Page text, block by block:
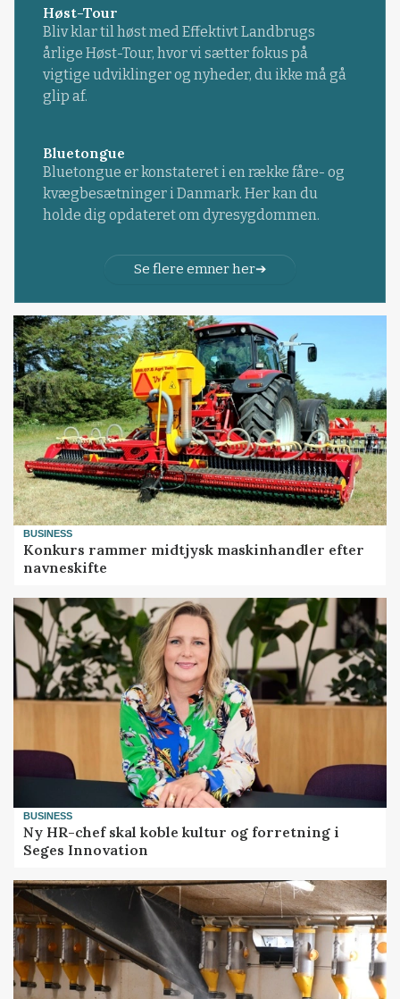
Høst-Tour
Bliv klar til høst med Effektivt Landbrugs
årlige Høst-Tour, hvor vi sætter fokus på
vigtige udviklinger og nyheder, du ikke må gå
glip af.
Bluetongue
Bluetongue er konstateret i en række fåre- og
kvægbesætninger i Danmark. Her kan du
holde dig opdateret om dyresygdommen.
Se flere emner her
BUSINESS
Konkurs rammer midtjysk maskinhandler efter
navneskifte
BUSINESS
Ny HR-chef skal koble kultur og forretning i
Seges Innovation